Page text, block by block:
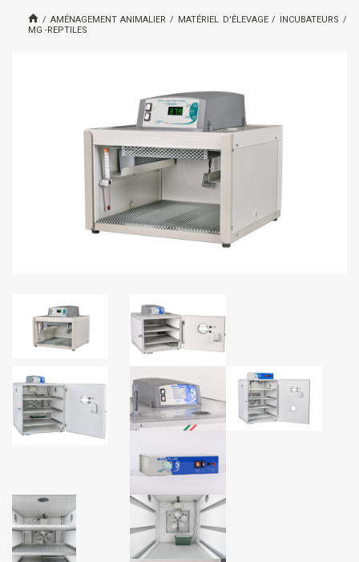
/ AMÉNAGEMENT ANIMALIER / MATÉRIEL D'ÉLEVAGE/ INCUBATEURS /
MG -REPTILES